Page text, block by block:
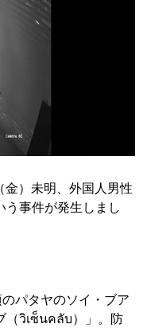
金）未明、外国人男性
う事件が発生しまし
パタヤのソイ・ブア
（วิเซ็นคลับ）」。防